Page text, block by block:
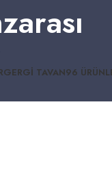
GERGI TAVAN96